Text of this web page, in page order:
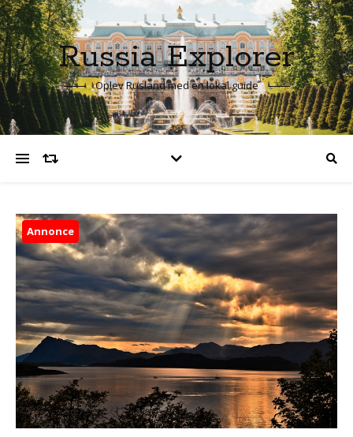
Russia Explorer
Oplev Rusland med en lokal guide
Annonce